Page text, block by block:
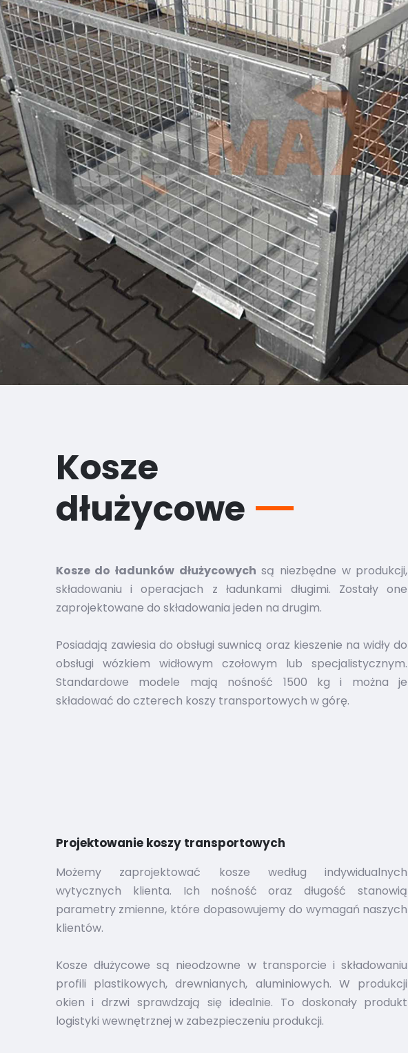
Kosze
dłużycowe
Kosze do ładunków dłużycowych są niezbędne w produkcji,
składowaniu i operacjach z ładunkami długimi. Zostały one
zaprojektowane do składowania jeden na drugim.
Posiadają zawiesia do obsługi suwnicą oraz kieszenie na widły do
obsługi wózkiem widłowym czołowym lub specjalistycznym.
Standardowe modele mają nośność 1500 kg i można je
składować do czterech koszy transportowych w górę.
Projektowanie koszy transportowych
Możemy zaprojektować kosze według indywidualnych
wytycznych klienta. Ich nośność oraz długość stanowią
parametry zmienne, które dopasowujemy do wymagań naszych
klientów.
Kosze dłużycowe są nieodzowne w transporcie i składowaniu
profili plastikowych, drewnianych, aluminiowych. W produkcji
okien i drzwi sprawdzają się idealnie. To doskonały produkt
logistyki wewnętrznej w zabezpieczeniu produkcji.